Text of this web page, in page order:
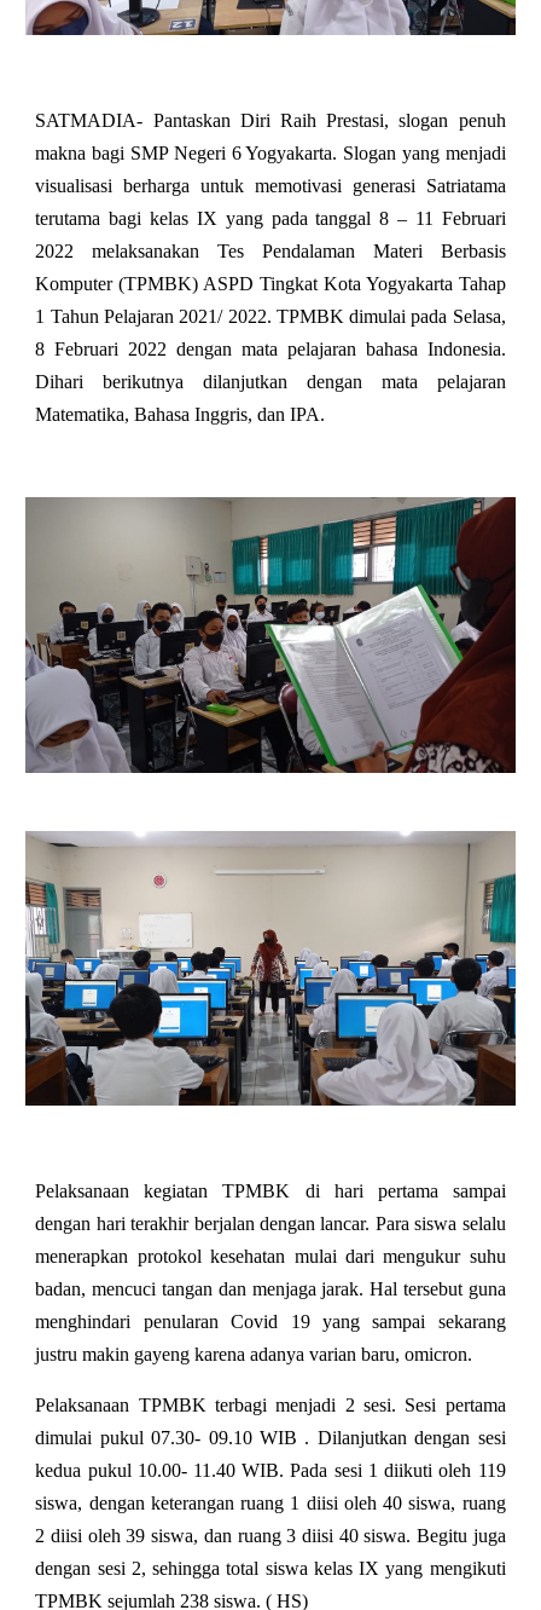
SATMADIA- Pantaskan Diri Raih Prestasi, slogan penuh
makna bagi SMP Negeri 6 Yogyakarta. Slogan yang menjadi
visualisasi berharga untuk memotivasi generasi Satriatama
terutama bagi kelas IX yang pada tanggal 8 – 11 Februari
2022 melaksanakan Tes Pendalaman Materi Berbasis
Komputer (TPMBK) ASPD Tingkat Kota Yogyakarta Tahap
1 Tahun Pelajaran 2021/ 2022. TPMBK dimulai pada Selasa,
8 Februari 2022 dengan mata pelajaran bahasa Indonesia.
Dihari berikutnya dilanjutkan dengan mata pelajaran
Matematika, Bahasa Inggris, dan IPA.
Pelaksanaan kegiatan TPMBK di hari pertama sampai
dengan hari terakhir berjalan dengan lancar. Para siswa selalu
menerapkan protokol kesehatan mulai dari mengukur suhu
badan, mencuci tangan dan menjaga jarak. Hal tersebut guna
menghindari penularan Covid 19 yang sampai sekarang
justru makin gayeng karena adanya varian baru, omicron.
Pelaksanaan TPMBK terbagi menjadi 2 sesi. Sesi pertama
dimulai pukul 07.30- 09.10 WIB . Dilanjutkan dengan sesi
kedua pukul 10.00- 11.40 WIB. Pada sesi 1 diikuti oleh 119
siswa, dengan keterangan ruang 1 diisi oleh 40 siswa, ruang
2 diisi oleh 39 siswa, dan ruang 3 diisi 40 siswa. Begitu juga
dengan sesi 2, sehingga total siswa kelas IX yang mengikuti
TPMBK sejumlah 238 siswa. ( HS)